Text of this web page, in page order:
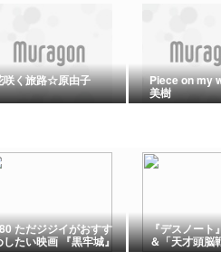
咲く旅路☆原由子 Piece on my
美樹
ただジジイがおすす
したい映画 『黒牢城』
『デスノート
＆「天才頭脳
ヒーロー」の